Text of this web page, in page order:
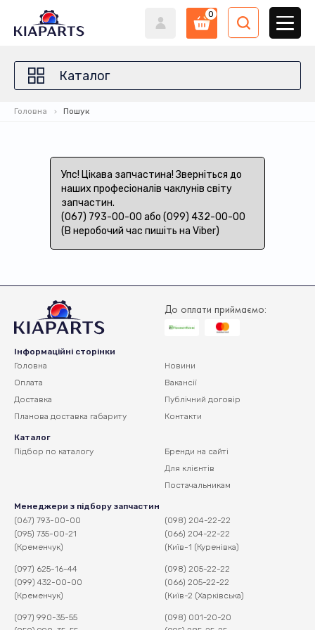
0
Каталог
Головна Пошук
Упс! Цікава запчастина! Зверніться до
наших професіоналів чаклунів світу
запчастин.
(067) 793-00-00 або (099) 432-00-00
(В неробочий час пишіть на Viber)
До оплати приймаємо:
Інформаційні сторінки
Головна
Оплата
Доставка
Планова доставка габариту
Новини
Вакансії
Публічний договір
Контакти
Каталог
Підбор по каталогу
Бренди на сайті
Для клієнтів
Постачальникам
Менеджери з підбору запчастин
(067) 793-00-00
(095) 735-00-21
(Кременчук)
(097) 625-16-44
(099) 432-00-00
(Кременчук)
(097) 990-35-55
(098) 204-22-22
(066) 204-22-22
(Київ-1 (Куренівка)
(098) 205-22-22
(066) 205-22-22
(Київ-2 (Харківська)
(098) 001-20-20